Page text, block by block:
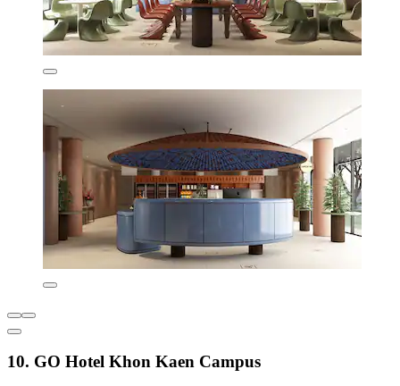
10. GO Hotel Khon Kaen Campus